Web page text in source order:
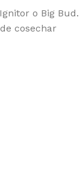
o Big Bud.
cosechar